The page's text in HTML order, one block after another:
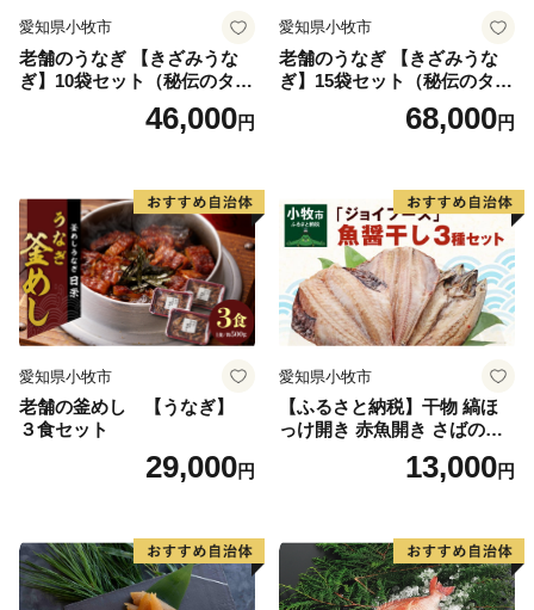
愛知県小牧市
老舗のうなぎ 【きざみうな
ぎ】10袋セット（秘伝のタレ
46,000円
愛知県小牧市
老舗のうなぎ 【きざみうな
ぎ】15袋セット（秘伝のタレ
68,000円
愛知県小牧市
老舗の釜めし 【うなぎ】
３食セット
29,000円
愛知県小牧市
【ふるさと納税】干物 縞ほ
っけ開き 赤魚開き さばの開
き 魚醤干し 3種 セット 詰め
合わせ 魚 おかず 肉厚 おいし
取り寄せグルメ 魚醤 ナンプ
ラー 愛知県 小牧市 冷凍 送料
無料
13,000円